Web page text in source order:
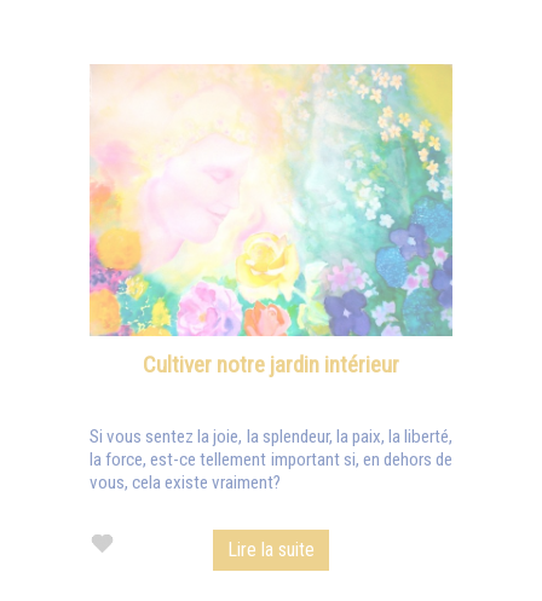
Cultiver notre jardin intérieur
Si vous sentez la joie, la splendeur, la paix, la liberté,
la force, est-ce tellement important si, en dehors de
vous, cela existe vraiment?
Lire la suite